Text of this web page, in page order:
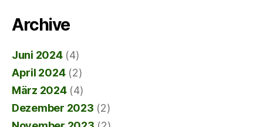
Archive
Juni 2024(4)
April 2024(2)
März 2024(4)
Dezember 2023 (2)